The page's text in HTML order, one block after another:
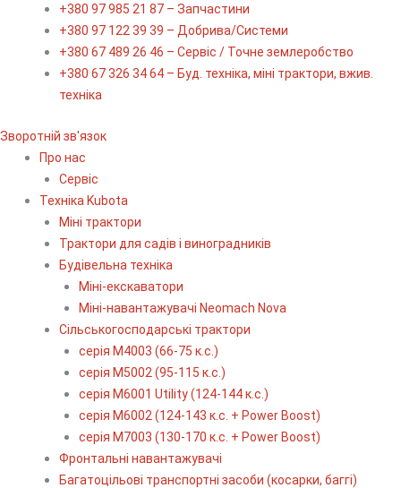
+380 97 985 21 87 – Запчастини
+380 97 122 39 39 – Добрива/Cистеми
+380 67 489 26 46 – Сервіс / Точне землеробство
+380 67 326 34 64 – Буд. техніка, міні трактори, вжив.
техніка
Зворотній зв'язок
Про нас
Сервіс
Технiка Kubota
Міні трактори
Трактори для садів і виноградників
Будівельна техніка
Міні-екскаватори
Міні-навантажувачі Neomach Nova
Сільськогосподарські трактори
серія М4003 (66-75 к.с.)
серія М5002 (95-115 к.с.)
серія M6001 Utility (124-144 к.с.)
серія М6002 (124-143 к.с. + Power Boost)
серія М7003 (130-170 к.с. + Power Boost)
Фронтальні навантажувачі
Багатоцільові транспортні засоби (косарки, баггі)